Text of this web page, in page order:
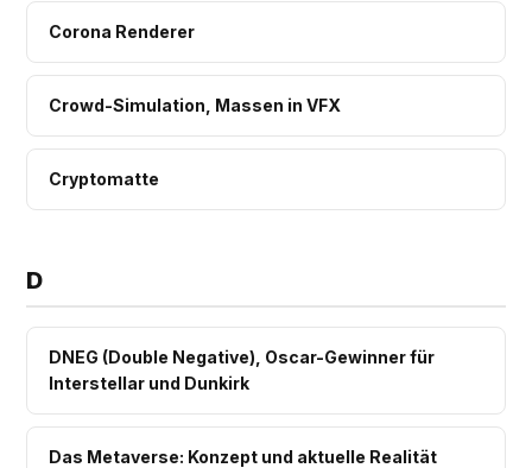
Corona Renderer
Crowd-Simulation, Massen in VFX
Cryptomatte
D
DNEG (Double Negative), Oscar-Gewinner für
Interstellar und Dunkirk
Das Metaverse: Konzept und aktuelle Realität